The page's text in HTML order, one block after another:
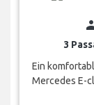
3
Ein
Mercedes E-